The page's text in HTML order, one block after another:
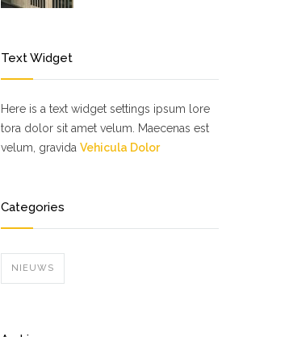
Text Widget
Here is a text widget settings ipsum lore
tora dolor sit amet velum. Maecenas est
velum, gravida Vehicula Dolor
Categories
NIEUWS